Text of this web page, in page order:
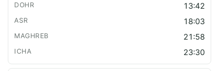
13:42
18:03
21:58
23:30